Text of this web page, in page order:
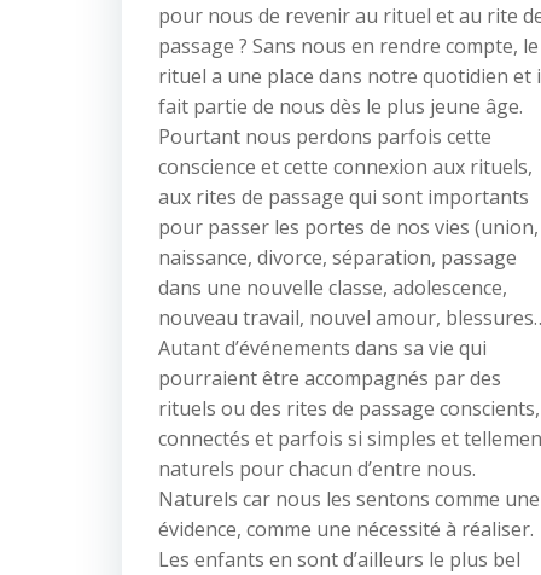
pour nous de revenir au rituel et au rite
passage ? Sans nous en rendre compte, le
rituel a une place dans notre quotidien et
fait partie de nous dès le plus jeune âge.
Pourtant nous perdons parfois cette
conscience et cette connexion aux rituels,
aux rites de passage qui sont importants
pour passer les portes de nos vies (union,
naissance, divorce, séparation, passage
dans une nouvelle classe, adolescence,
nouveau travail, nouvel amour,
Autant d’événements dans sa vie qui
pourraient être accompagnés par des
rituels ou des rites de passage conscients,
connectés et parfois si simples et
naturels pour chacun d’entre nous.
Naturels car nous les sentons comme une
évidence, comme une nécessité à réaliser.
Les enfants en sont d’ailleurs le plus bel